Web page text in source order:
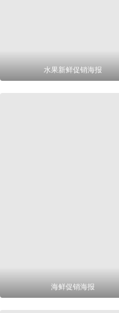
水果新鲜促销海报
海鲜促销海报